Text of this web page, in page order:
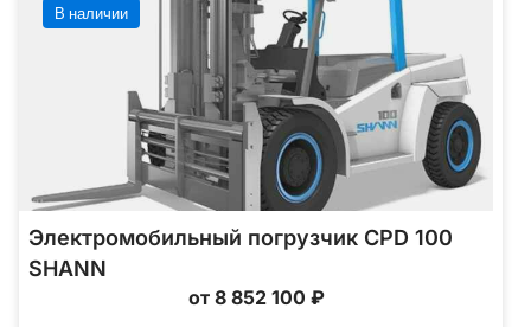
В наличии
Электромобильный погрузчик CPD 100
SHANN
от 8 852 100 ₽